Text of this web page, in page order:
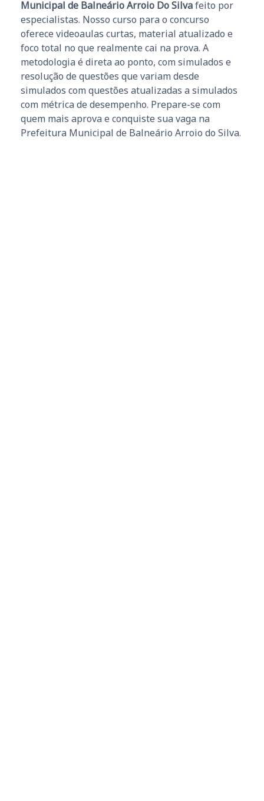
Municipal de Balneário Arroio Do Silvafeito por
especialistas. Nosso curso para o concurso
oferece videoaulas curtas, material atualizado e
foco total no que realmente cai na prova. A
metodologia é direta ao ponto, com simulados e
resolução de questões que variam desde
simulados com questões atualizadas a simulados
com métrica de desempenho. Prepare-se com
quem mais aprova e conquiste sua vaga na
Prefeitura Municipal de Balneário Arroio do Silva.